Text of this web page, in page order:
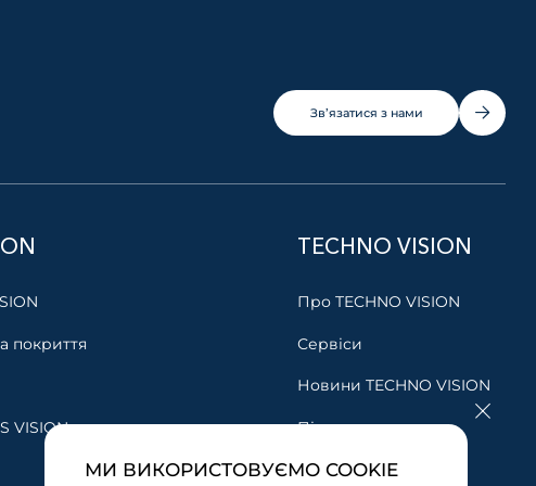
Зв’язатися з нами
покриття
VISION
TECHNO VISION
Про TECHNO VISION
Сервіси
Новини TECHNO VISION
Підписка
МИ ВИКОРИСТОВУЄМО COOKIE